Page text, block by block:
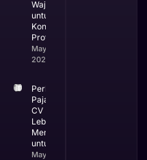
Wajib
untuk
Kontraktor
Profesional
May 19,
2026
Perbandingan
Pajak PT dan
CV Mana yang
Lebih
Menguntungkan
untuk Bisnis
May 13, 2026